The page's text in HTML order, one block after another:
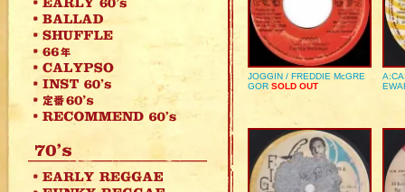
JOGGIN / FREDDIE McGRE
GOR SOLD OUT